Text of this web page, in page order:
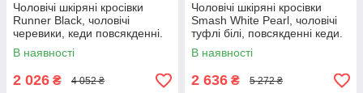
Чоловічі шкіряні кросівки
Runner Black, чоловічі
черевики, кеди повсякденні.
Чоловіче взуття
В наявності
2 026 ₴ 4 052 ₴
Чоловічі шкіряні кросівки
Smash White Pearl, чоловічі
туфлі білі, повсякденні кеди.
Чоловіче взуття
В наявності
2 636 ₴ 5 272 ₴